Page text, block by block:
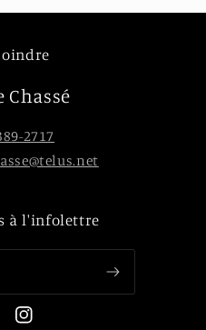
2717
à l'infolettre
Instagram